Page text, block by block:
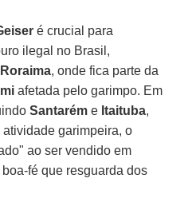
é crucial para
ilegal no Brasil,
Roraima, onde fica parte da
afetada pelo garimpo. Em
Santarém e Itaituba,
garimpeira, o
ao ser vendido em
fé que resguarda dos